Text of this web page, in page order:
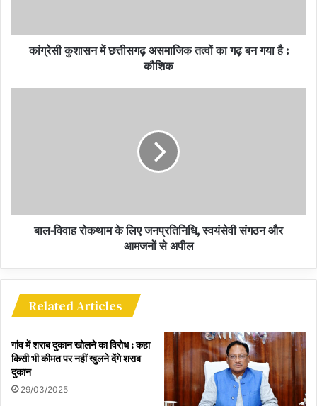
अधिकार नहीं है।
पूर्व सीएम ने प्रदेश सरकार की कानून व्यवस्था पर भी सवाल उठाते हुए चिंता व्यक्त
सरकार की विफलता को दर्शाता है, ऐसी घटना प्रदेश के अलग अलग स्थानों में
होती जा रही है, सरकार का अंकुश खत्म होते जा रहा है पुलिस अधिकारी निरकुंश
होते जा रहे हैं और उनको लायन ऑर्डर से मतलब नहीं है। राज्य सरकार सामाजिक
suicide case of Pahadi Korwa family
कांग्रेसी कुशासन में छत्तीसगढ़ असमाजिक तत्वों का गढ़ बन गया है :
कौशिक
बाल-विवाह रोकथाम के लिए जनप्रतिनिधि, स्वयंसेवी संगठन और
आमजनों से अपील
Related Articles
गांव में शराब दुकान खोलने का विरोध : कहा
किसी भी कीमत पर नहीं खुलने देंगे शराब
दुकान
29/03/2025